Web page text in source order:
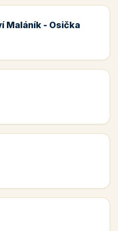
Maláník - Osička